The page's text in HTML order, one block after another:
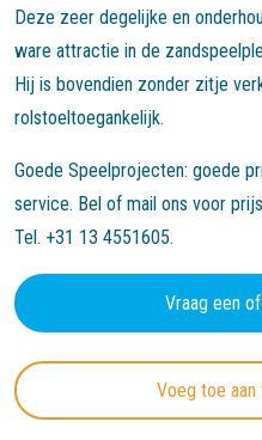
Deze zeer degelijke en
ware attractie in de
Hij is bovendien zonder zitje
rolstoeltoegankelijk.
Goede Speelprojecten: goede
service. Bel of mail ons voor
Tel. +31 13 4551605.
Vraag een
Voeg toe aan